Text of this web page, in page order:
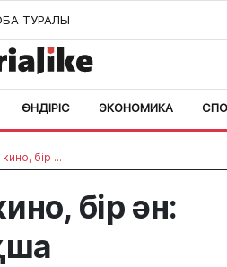
ТУРАЛЫ
ӨНДІРІС ЭКОНОМИКА
кино, бір ...
бір ән: